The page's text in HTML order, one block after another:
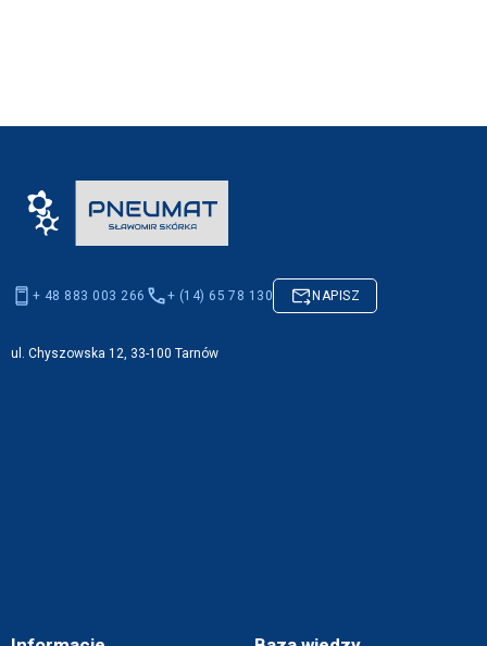
+ 48 883 003 266 + (14) 65 78 130 NAPISZ
ul. Chyszowska 12, 33-100 Tarnów